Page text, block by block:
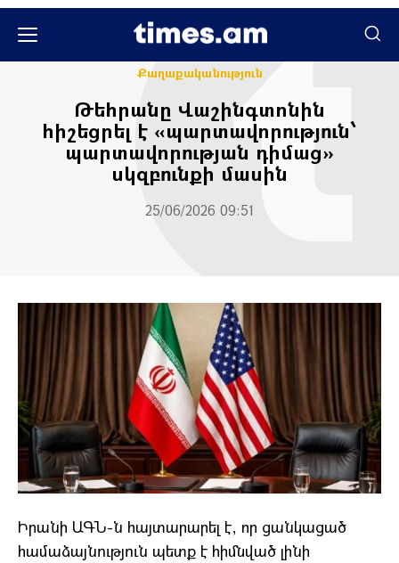
Քաղաքականություն
Թեհրանը Վաշինգտոնին
հիշեցրել է «պարտավորություն՝
պարտավորության դիմաց»
սկզբունքի մասին
25/06/2026 09:51
Իրանի ԱԳՆ-ն հայտարարել է, որ ցանկացած
համաձայնություն պետք է հիմնված լինի